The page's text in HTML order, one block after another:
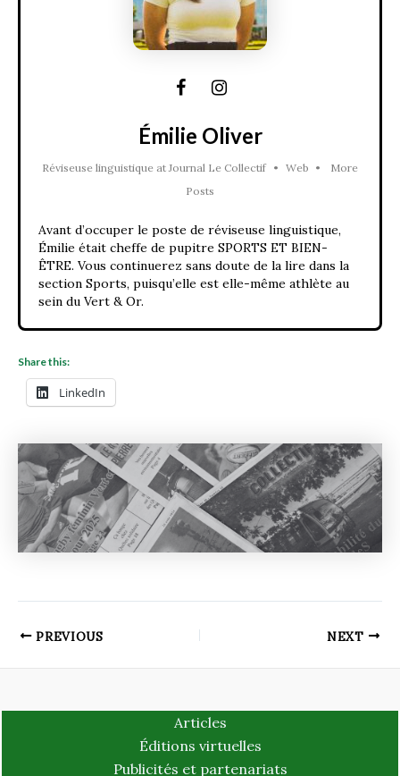
Émilie Oliver
Réviseuse linguistique at Journal Le Collectif • Web •
More
Posts
Avant d’occuper le poste de réviseuse linguistique,
Émilie était cheffe de pupitre SPORTS ET BIEN-
ÊTRE. Vous continuerez sans doute de la lire dans la
section Sports, puisqu’elle est elle-même athlète au
sein du Vert & Or.
Share this:
LinkedIn
PREVIOUS NEXT
Articles
Éditions virtuelles
Publicités et partenariats